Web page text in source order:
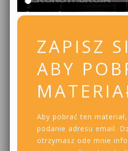
ZAPISZ
ABY
Aby pobrać ten
podanie adresu email.
otrzymasz ode mnie